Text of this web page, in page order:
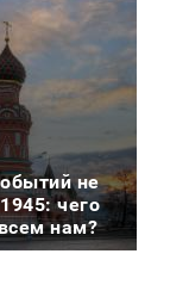
не
чего
нам?